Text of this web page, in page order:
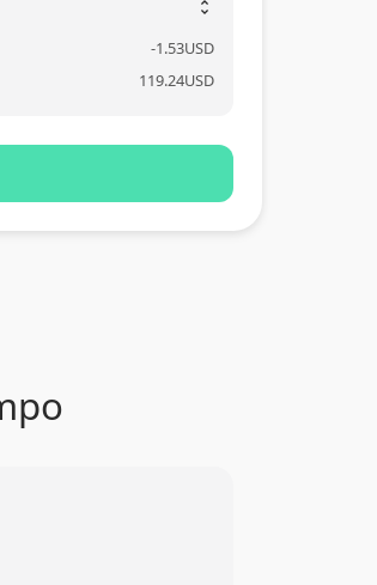
unfold_more
-1.53USD
119.24USD